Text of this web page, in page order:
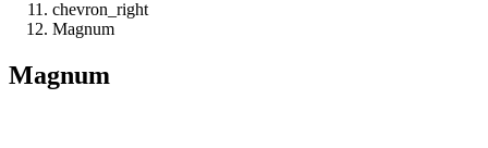
chevron_right
Magnum
Magnum